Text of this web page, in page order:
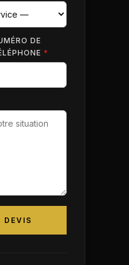
DE
*
DEVIS